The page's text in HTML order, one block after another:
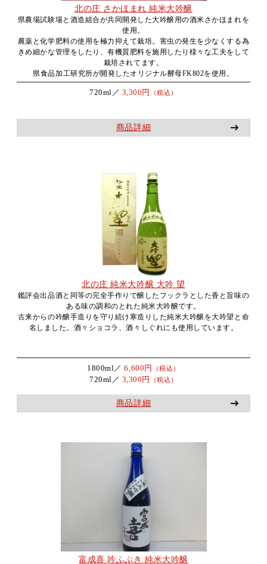
北の庄 さかほまれ 純米大吟醸
県農場試験場と酒造組合が共同開発した大吟醸用の酒米さかほまれを
使用。
農薬と化学肥料の使用を極力抑えて栽培。害虫の発生を少なくする為
きめ細かな管理をしたり、有機質肥料を施用したり様々な工夫をして
栽培されてます。
県食品加工研究所が開発したオリジナル酵母FK802を使用。
720ml／ 3,300円 （税込）
商品詳細
北の庄 純米大吟醸 大吟 望
鑑評会出品酒と同等の完全手作りで醸したフックラとした香と旨味の
ある味の調和のとれた純米大吟醸です。
古来からの吟醸手造りを守り続け寒造りした純米大吟醸を大吟望と命
名しました。酒々ショコラ、酒々しぐれにも使用しています。
1800ml／6,600円 （税込）
720ml／ 3,300円 （税込）
商品詳細
富成喜 吟ふぶき 純米大吟醸